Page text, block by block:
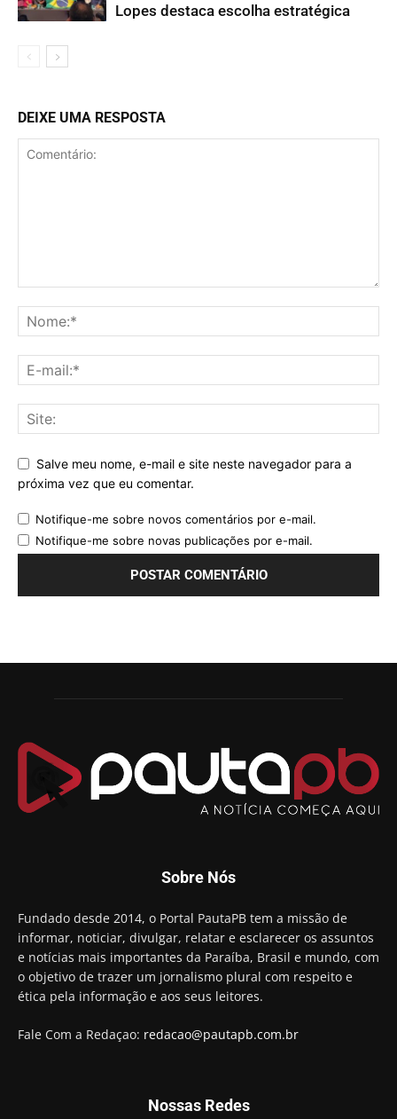
Lopes destaca escolha estratégica
DEIXE UMA RESPOSTA
Salve meu nome, e-mail e site neste navegador para a
próxima vez que eu comentar.
Notifique-me sobre novos comentários por e-mail.
Notifique-me sobre novas publicações por e-mail.
Sobre Nós
Fundado desde 2014, o Portal PautaPB tem a missão de
informar, noticiar, divulgar, relatar e esclarecer os assuntos
e notícias mais importantes da Paraíba, Brasil e mundo, com
o objetivo de trazer um jornalismo plural com respeito e
ética pela informação e aos seus leitores.
Fale Com a Redaçao: redacao@pautapb.com.br
Nossas Redes